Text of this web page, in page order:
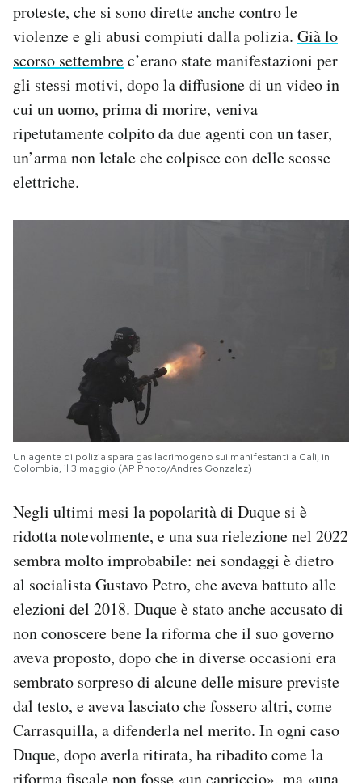
proteste, che si sono dirette anche contro le
violenze e gli abusi compiuti dalla polizia. Già lo
scorso settembrec’erano state manifestazioni per
gli stessi motivi, dopo la diffusione di un video in
cui un uomo, prima di morire, veniva
ripetutamente colpito da due agenti con un taser,
un’arma non letale che colpisce con delle scosse
elettriche.
Un agente di polizia spara gas lacrimogeno sui manifestanti a Cali, in
Colombia, il 3 maggio (AP Photo/Andres Gonzalez)
Negli ultimi mesi la popolarità di Duque si è
ridotta notevolmente, e una sua rielezione nel 2022
sembra molto improbabile: nei sondaggi è dietro
al socialista Gustavo Petro, che aveva battuto alle
elezioni del 2018. Duque è stato anche accusato di
non conoscere bene la riforma che il suo governo
aveva proposto, dopo che in diverse occasioni era
sembrato sorpreso di alcune delle misure previste
dal testo, e aveva lasciato che fossero altri, come
Carrasquilla, a difenderla nel merito. In ogni caso
Duque, dopo averla ritirata, ha ribadito come la